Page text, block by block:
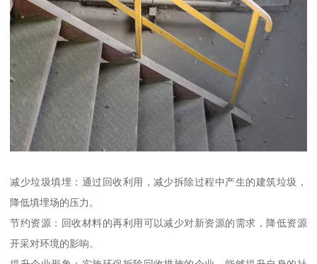
减少垃圾填埋：通过回收利用，减少拆除过程中产生的建筑垃圾，
降低填埋场的压力。
节约资源：回收材料的再利用可以减少对新资源的需求，降低资源
开采对环境的影响。